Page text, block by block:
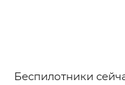
Беспилотники